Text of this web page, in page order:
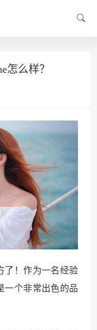
怎么样？
了！作为一名经验
一个非常出色的品